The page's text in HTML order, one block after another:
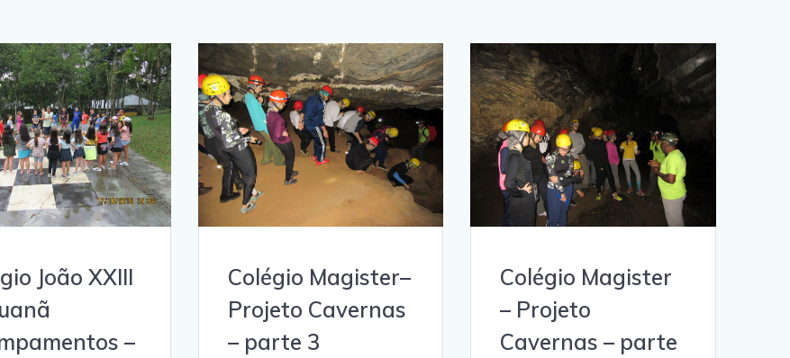
João XXIII
–
Colégio Magister–
Projeto Cavernas
– parte 3
Colégio Magister
– Projeto
Cavernas – parte